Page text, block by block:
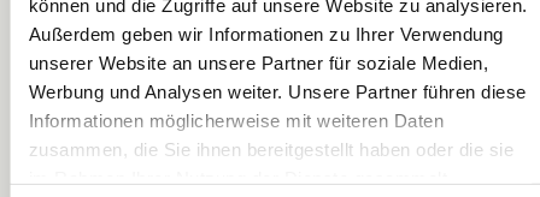
können und die Zugriffe auf unsere Website zu analysieren.
Außerdem geben wir Informationen zu Ihrer Verwendung
unserer Website an unsere Partner für soziale Medien,
Werbung und Analysen weiter. Unsere Partner führen diese
Informationen möglicherweise mit weiteren Daten
zusammen, die Sie ihnen bereitgestellt haben oder die sie
Becher |
120×100×80
mm, weiß
Müslischale | Ø
150 mm 60 mm,
weiß